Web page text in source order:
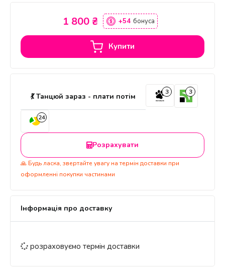
1 800 ₴ +54 бонуса
Купити
💃 Танцюй зараз - плати потім 3 3
24
Розрахувати
🙏 Будь ласка, звертайте увагу на термін доставки при
оформленні покупки частинами
Інформація про доставку
розраховуємо термін доставки